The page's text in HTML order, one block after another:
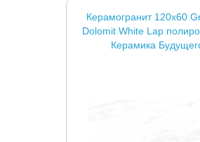
Керамогранит 120x60
Dolomit White Lap
Керамика